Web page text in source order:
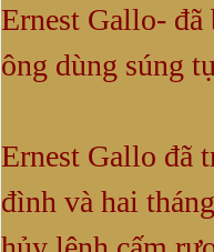
Ernest Gallo- đã
ông dùng súng
Ernest Gallo đã
đình và hai